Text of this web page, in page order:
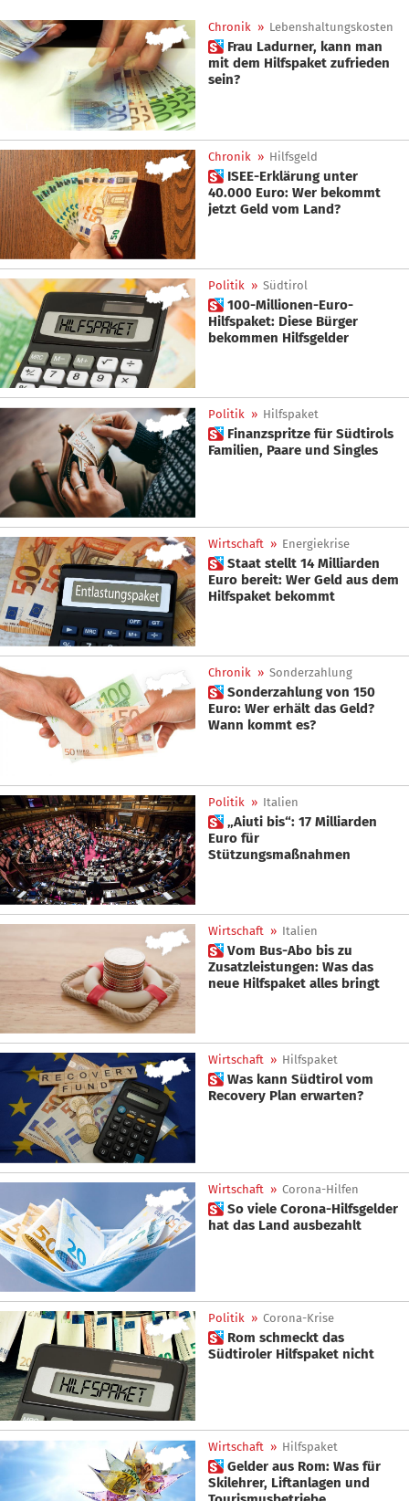
Chronik » Lebenshaltungskosten
 Frau Ladurner, kann man
mit dem Hilfspaket zufrieden
sein?
Chronik » Hilfsgeld
 ISEE-Erklärung unter
40.000 Euro: Wer bekommt
jetzt Geld vom Land?
Politik » Südtirol
 100-Millionen-Euro-
Hilfspaket: Diese Bürger
bekommen Hilfsgelder
Politik » Hilfspaket
 Finanzspritze für Südtirols
Familien, Paare und Singles
Wirtschaft » Energiekrise
 Staat stellt 14 Milliarden
Euro bereit: Wer Geld aus dem
Hilfspaket bekommt
Chronik » Sonderzahlung
 Sonderzahlung von 150
Euro: Wer erhält das Geld?
Wann kommt es?
Politik » Italien
 „Aiuti bis“: 17 Milliarden
Euro für
Stützungsmaßnahmen
Wirtschaft » Italien
 Vom Bus-Abo bis zu
Zusatzleistungen: Was das
neue Hilfspaket alles bringt
Wirtschaft » Hilfspaket
 Was kann Südtirol vom
Recovery Plan erwarten?
Wirtschaft » Corona-Hilfen
 So viele Corona-Hilfsgelder
hat das Land ausbezahlt
Politik » Corona-Krise
 Rom schmeckt das
Südtiroler Hilfspaket nicht
Wirtschaft » Hilfspaket
 Gelder aus Rom: Was für
Skilehrer, Liftanlagen und